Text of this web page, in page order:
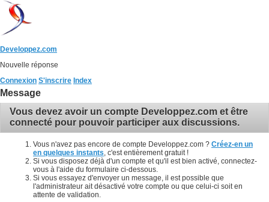
Developpez.com
Nouvelle réponse
Connexion S'inscrire Index
Message
Vous devez avoir un compte Developpez.com et être
connecté pour pouvoir participer aux discussions.
Vous n'avez pas encore de compte Developpez.com ? Créez-en un
en quelques instants , c'est entièrement gratuit !
Si vous disposez déjà d'un compte et qu'il est bien activé, connectez-
vous à l'aide du formulaire ci-dessous.
Si vous essayez d'envoyer un message, il est possible que
l'administrateur ait désactivé votre compte ou que celui-ci soit en
attente de validation.